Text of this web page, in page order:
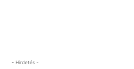
- Hirdetés -